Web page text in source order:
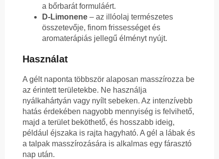
a bőrbarát formuláért.
D-Limonene – az illóolaj természetes
összetevője, finom frissességet és
aromaterápiás jellegű élményt nyújt.
Használat
A gélt naponta többször alaposan masszírozza be
az érintett területekbe. Ne használja
nyálkahártyán vagy nyílt sebeken. Az intenzívebb
hatás érdekében nagyobb mennyiség is felvihető,
majd a terület beköthető, és hosszabb ideig,
például éjszaka is rajta hagyható. A gél a lábak és
a talpak masszírozására is alkalmas egy fárasztó
nap után.